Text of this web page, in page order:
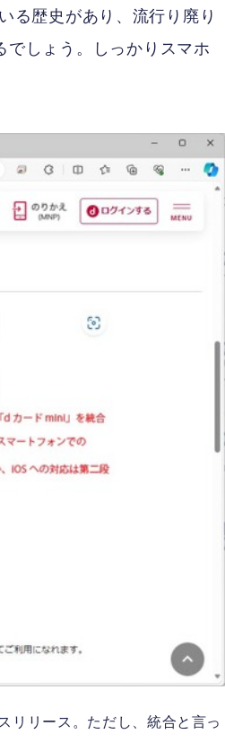
る歴史があり、流行り廃り
でしょう。しっかりスマホ
リリース。ただし、統合と言っ